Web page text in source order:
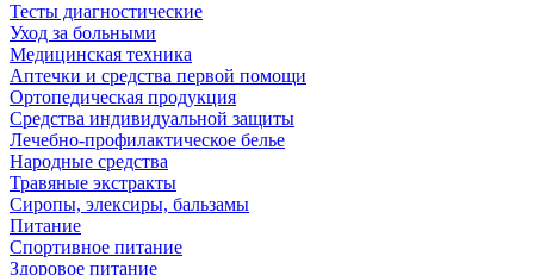
Тесты диагностические
Уход за больными
Медицинская техника
Аптечки и средства первой помощи
Ортопедическая продукция
Средства индивидуальной защиты
Лечебно-профилактическое белье
Народные средства
Травяные экстракты
Сиропы, элексиры, бальзамы
Питание
Спортивное питание
Здоровое питание